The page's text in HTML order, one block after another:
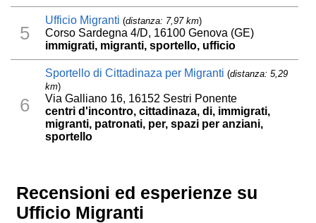
5
Ufficio Migranti (distanza: 7,97 km)
Corso Sardegna 4/D, 16100 Genova (GE)
immigrati, migranti, sportello, ufficio
6
Sportello di Cittadinaza per Migranti (distanza: 5,29
km)
Via Galliano 16, 16152 Sestri Ponente
centri d'incontro, cittadinaza, di, immigrati,
migranti, patronati, per, spazi per anziani,
sportello
Recensioni ed esperienze su
Ufficio Migranti